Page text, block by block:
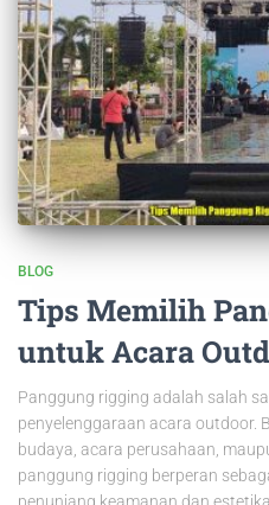
BLOG
Tips Memilih
untuk Acara
Panggung rigging adalah salah
penyelenggaraan acara outdoor.
budaya, acara perusahaan,
panggung rigging berperan
penunjang keamanan dan